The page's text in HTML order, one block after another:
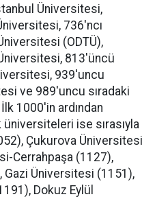
Üniversitesi,
736'ncı
(ODTÜ),
813'üncü
939'uncu
ve 989'uncu sıradaki
1000'in ardından
ise sırasıyla
Çukurova Üniversitesi
Cerrahpaşa (1127),
Üniversitesi (1151),
Dokuz Eylül